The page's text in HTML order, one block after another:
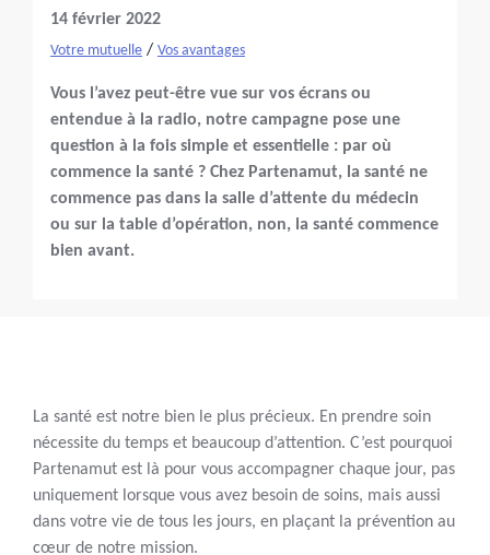
14 février 2022
Votre mutuelle / Vos avantages
Vous l’avez peut-être vue sur vos écrans ou
entendue à la radio, notre campagne pose une
question à la fois simple et essentielle : par où
commence la santé ? Chez Partenamut, la santé ne
commence pas dans la salle d’attente du médecin
ou sur la table d’opération, non, la santé commence
bien avant.
La santé est notre bien le plus précieux. En prendre soin
nécessite du temps et beaucoup d’attention. C’est pourquoi
Partenamut est là pour vous accompagner chaque jour, pas
uniquement lorsque vous avez besoin de soins, mais aussi
dans votre vie de tous les jours, en plaçant la prévention au
cœur de notre mission.